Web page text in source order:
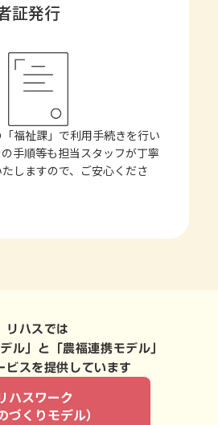
証発行
福祉課」で利用手続きを行い
手順等も担当スタッフが丁寧
しますので、ご安心くださ
リハスでは
ル」と「農福連携モデル」
ビスを提供しています
ハスワーク
づくりモデル）